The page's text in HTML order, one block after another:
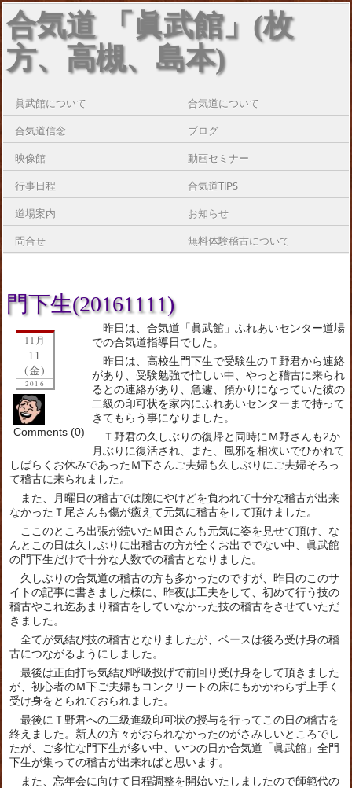
合気道 「眞武館」(枚
方、高槻、島本)
眞武館について 合気道について
合気道信念 ブログ
映像館 動画セミナー
行事日程 合気道TIPS
道場案内 お知らせ
問合せ 無料体験稽古について
門下生(20161111)
11月
11
(金)
2016
Comments (0)
昨日は、合気道「眞武館」ふれあいセンター道場
での合気道指導日でした。
昨日は、高校生門下生で受験生のＴ野君から連絡
があり、受験勉強で忙しい中、やっと稽古に来られ
るとの連絡があり、急遽、預かりになっていた彼の
二級の印可状を家内にふれあいセンターまで持って
きてもらう事になりました。
Ｔ野君の久しぶりの復帰と同時にＭ野さんも2か
月ぶりに復活され、また、風邪を相次いでひかれて
しばらくお休みであったＭ下さんご夫婦も久しぶりにご夫婦そろっ
て稽古に来られました。
また、月曜日の稽古では腕にやけどを負われて十分な稽古が出来
なかったＴ尾さんも傷が癒えて元気に稽古をして頂けました。
ここのところ出張が続いたＭ田さんも元気に姿を見せて頂け、な
んとこの日は久しぶりに出稽古の方が全くお出ででない中、眞武館
の門下生だけで十分な人数での稽古となりました。
久しぶりの合気道の稽古の方も多かったのですが、昨日のこのサ
イトの記事に書きました様に、昨夜は工夫をして、初めて行う技の
稽古やこれ迄あまり稽古をしていなかった技の稽古をさせていただ
きました。
全てが気結び技の稽古となりましたが、ベースは後ろ受け身の稽
古につながるようにしました。
最後は正面打ち気結び呼吸投げで前回り受け身をして頂きました
が、初心者のＭ下ご夫婦もコンクリートの床にもかかわらず上手く
受け身をとられておられました。
最後にＴ野君への二級進級印可状の授与を行ってこの日の稽古を
終えました。新人の方々がおられなかったのがさみしいところでし
たが、ご多忙な門下生が多い中、いつの日か合気道「眞武館」全門
下生が集っての稽古が出来ればと思います。
また、忘年会に向けて日程調整を開始いたしましたので師範代の